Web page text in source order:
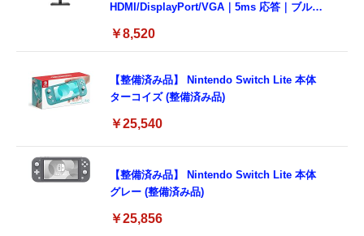
HDMI/DisplayPort/VGA｜5ms 応答｜ブルー
応
￥8,520
【整備済み品】 Nintendo Switch Lite 本体
ターコイズ (整備済み品)
￥25,540
【整備済み品】 Nintendo Switch Lite 本体
グレー (整備済み品)
￥25,856